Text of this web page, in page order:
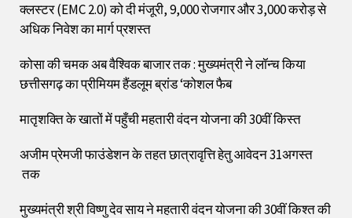
क्लस्टर (EMC 2.0) को दी मंजूरी, 9,000 रोजगार और ₹3,000 करोड़ से
अधिक निवेश का मार्ग प्रशस्त
कोसा की चमक अब वैश्विक बाजार तक : मुख्यमंत्री ने लॉन्च किया
छत्तीसगढ़ का प्रीमियम हैंडलूम ब्रांड ‘कोशल फैब
मातृशक्ति के खातों में पहुँची महतारी वंदन योजना की 30वीं किस्त
अजीम प्रेमजी फाउंडेशन के तहत छात्रावृत्ति हेतु आवेदन 31अगस्त
तक
मुख्यमंत्री श्री विष्णु देव साय ने महतारी वंदन योजना की 30वीं किश्त की